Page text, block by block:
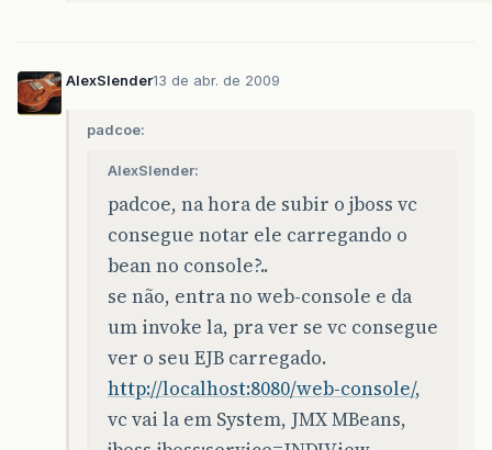
AlexSlender13 de abr. de 2009
padcoe:
AlexSlender:
padcoe, na hora de subir o jboss vc
consegue notar ele carregando o
bean no console?..
se não, entra no web-console e da
um invoke la, pra ver se vc consegue
ver o seu EJB carregado.
http://localhost:8080/web-console/,
vc vai la em System, JMX MBeans,